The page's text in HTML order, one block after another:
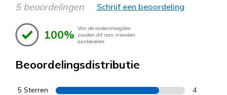
5 beoordelingen Schrijf een beoordeling
100% Van de ondervraagden
zouden dit aan vrienden
aanbevelen.
Beoordelingsdistributie
5 Sterren 4